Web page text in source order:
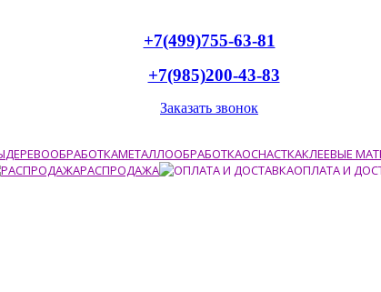
+7(499)755-63-81
+7(985)200-43-83
Заказать звонок
ДЕРЕВООБРАБОТКАМЕТАЛЛООБРАБОТКАОСНАСТКАКЛЕЕВЫЕ
РАСПРОДАЖА ОПЛАТА И